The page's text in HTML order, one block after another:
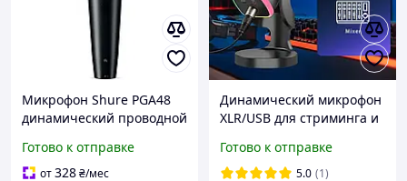
Микрофон Shure PGA48
динамический проводной
направленностью и
выключателем
Готово к отправке
от328₴/мес
Динамический микрофон
XLR/USB для стриминга и
подсветка, Mute,
мониторинг, стенд)
Готово к отправке
5.0 (1)